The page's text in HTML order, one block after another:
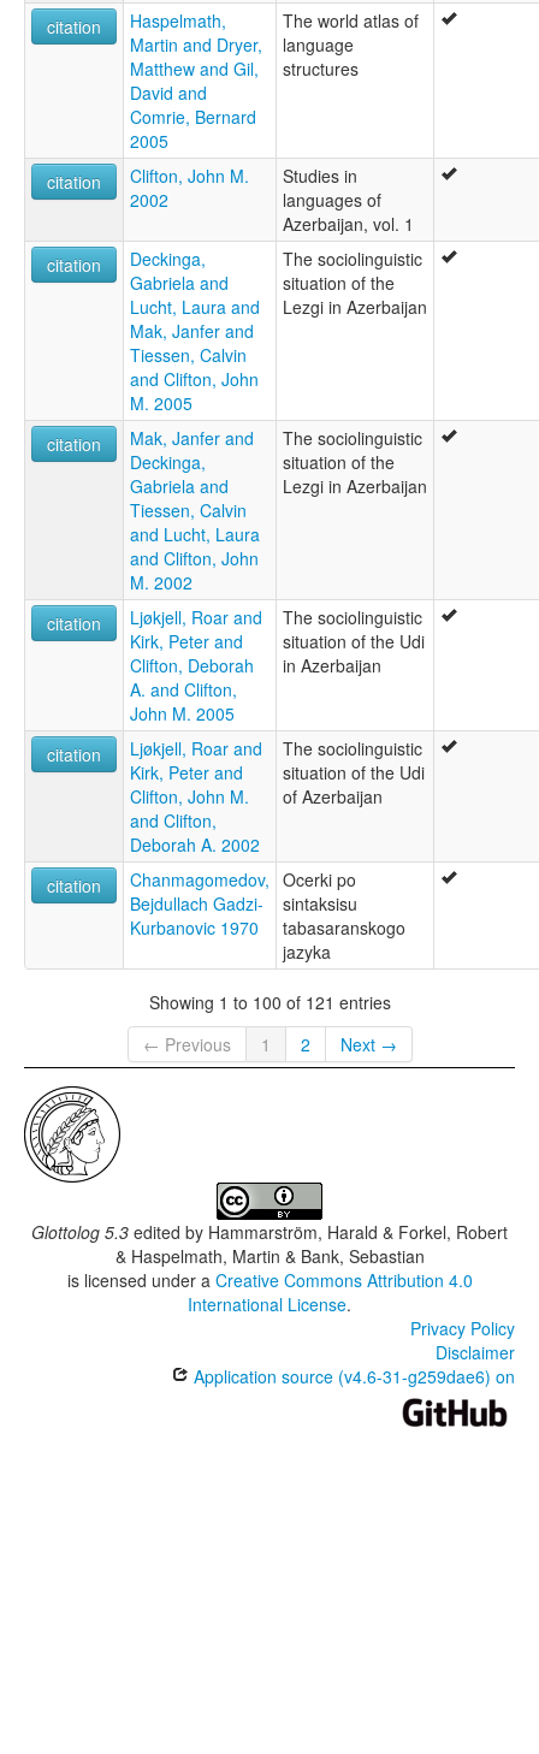
citation
Haspelmath,
Martin and Dryer,
Matthew and Gil,
David and
Comrie, Bernard
2005
The world atlas of
language
structures
citation
Clifton, John M.
2002
Studies in
languages of
Azerbaijan, vol. 1
citation
Deckinga,
Gabriela and
Lucht, Laura and
Mak, Janfer and
Tiessen, Calvin
and Clifton, John
M. 2005
The sociolinguistic
situation of the
Lezgi in Azerbaijan
citation
Mak, Janfer and
Deckinga,
Gabriela and
Tiessen, Calvin
and Lucht, Laura
and Clifton, John
M. 2002
The sociolinguistic
situation of the
Lezgi in Azerbaijan
citation
Ljøkjell, Roar and
Kirk, Peter and
Clifton, Deborah
A. and Clifton,
John M. 2005
The sociolinguistic
situation of the Udi
in Azerbaijan
citation
Ljøkjell, Roar and
Kirk, Peter and
Clifton, John M.
and Clifton,
Deborah A. 2002
The sociolinguistic
situation of the Udi
of Azerbaijan
citation
Chanmagomedov,
Bejdullach Gadzi-
Kurbanovic 1970
Ocerki po
sintaksisu
tabasaranskogo
jazyka
Showing 1 to 100 of 121 entries
← Previous
1 2 Next →
Glottolog 5.3 edited by Hammarström, Harald & Forkel, Robert
& Haspelmath, Martin & Bank, Sebastian
is licensed under a Creative Commons Attribution 4.0
International License.
Privacy Policy
Disclaimer
Application source (v4.6-31-g259dae6) on